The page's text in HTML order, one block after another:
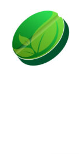
inhoud